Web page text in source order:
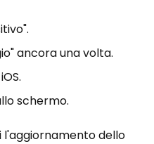
ancora una volta.
schermo.
l'aggiornamento dello